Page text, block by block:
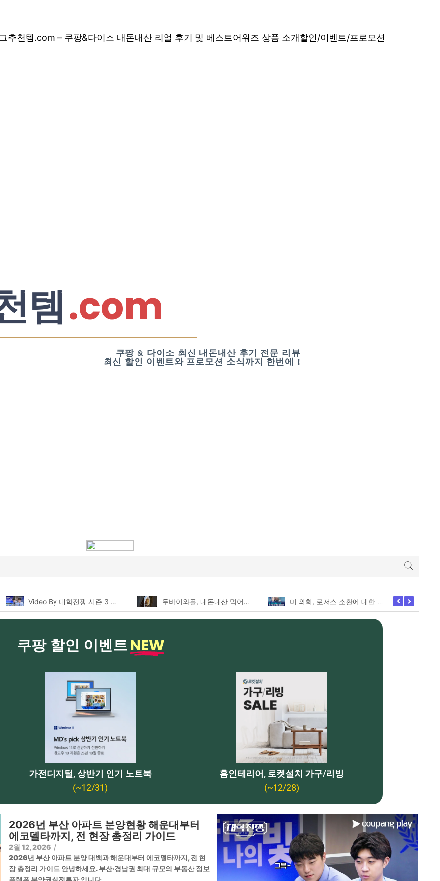
추천템.com – 쿠팡&다이소 내돈내산 리얼 후기 및 베스트어워즈 상품 소개할인/이벤트/프로모션
템.com
쿠팡 & 다이소 최신 내돈내산 후기 전문 리뷰
최신 할인 이벤트와 프로모션 소식까지 한번에 !
쿠팡 할인 이벤트 NEW
가전디지털, 상반기 인기 노트북
(~12/31)
홈인테리어, 로켓설치 가구/리빙
(~12/28)
2026년 부산 아파트 분양현황 해운대부터
에코델타까지, 전 현장 총정리 가이드
2월 12, 2026 /
2026년 부산 아파트 분양 대백과 해운대부터 에코델타까지, 전 현
장 총정리 가이드 안녕하세요. 부산·경남권 최대 규모의 부동산 정보